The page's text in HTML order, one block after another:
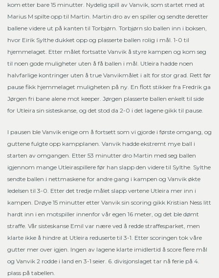
kom etter bare 15 minutter. Nydelig spill av Vanvik, som startet med at
Marius M spilte opp til Martin. Martin dro av en spiller og sendte deretter
ballene videre ut på kanten til Torbjørn. Torbjørn slo ballen inn i boksen,
hvor Eirik Sylthe dukket opp og plasserte ballen rolig i mål. 1-0 til
hjemmelaget. Etter målet fortsatte Vanvik å styre kampen og kom seg
til noen gode muligheter uten å få ballen i mål. Utleira hadde noen
halvfarlige kontringer uten å true Vanvikmålet i alt for stor grad. Rett før
pause fikk hjemmelaget muligheten på ny. En flott stikker fra Fredrik ga
Jørgen fri bane alene mot keeper. Jørgen plasserte ballen enkelt til side
for Utleira sin sisteskanse, og det stod da 2-0 i det lagene gikk til pause.
I pausen ble Vanvik enige om å fortsett som vi gjorde i første omgang, og
guttene fulgte opp kampplanen. Vanvik hadde ekstremt mye ball i
starten av omgangen. Etter 53 minutter dro Martin med seg ballen
igjennom mange Utleiraspillere før han slapp den videre til Sylthe. Sylthe
sendte ballen i nettmaskene for andre gang i kampen og Vanvik økte
ledelsen til 3-0. Etter det tredje målet slapp vertene Utleira mer inn i
kampen. Drøye 15 minutter etter Vanvik sin scoring gikk Kristian Ness litt
hardt inn i en motspiller innenfor vår egen 16 meter, og det ble dømt
straffe. Vår sisteskanse Emil var nære ved å redde straffesparket, men
klarte ikke å hindre at Utleira reduserte til 3-1. Etter scoringen tok våre
gutter mer over igjen. Ingen av lagene klarte imidlertid å score flere mål
og Vanvik 2 rodde i land en 3-1 seier. 6. divisjonslaget tar nå ferie på 4.
plass på tabellen.